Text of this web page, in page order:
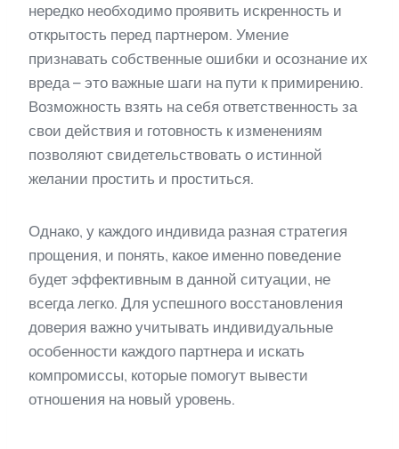
нередко необходимо проявить искренность и
открытость перед партнером. Умение
признавать собственные ошибки и осознание их
вреда – это важные шаги на пути к примирению.
Возможность взять на себя ответственность за
свои действия и готовность к изменениям
позволяют свидетельствовать о истинной
желании простить и проститься.
Однако, у каждого индивида разная стратегия
прощения, и понять, какое именно поведение
будет эффективным в данной ситуации, не
всегда легко. Для успешного восстановления
доверия важно учитывать индивидуальные
особенности каждого партнера и искать
компромиссы, которые помогут вывести
отношения на новый уровень.